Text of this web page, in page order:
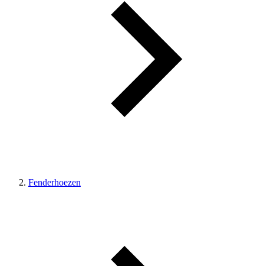
Fenderhoezen